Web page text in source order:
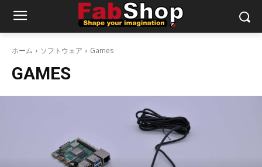
ホーム ソフトウェア Games
GAMES